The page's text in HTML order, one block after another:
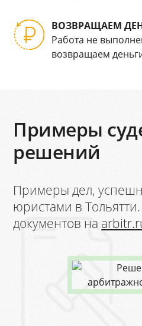
ВОЗВРАЩАЕМ
Работа не
возвращаем
Примеры
решений
Примеры дел,
юристами в
документов на